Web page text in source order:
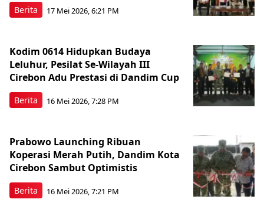
Berita 17 Mei 2026, 6:21 PM
Berita
Kodim 0614 Hidupkan Budaya
Leluhur, Pesilat Se-Wilayah III
Cirebon Adu Prestasi di Dandim Cup
16 Mei 2026, 7:28 PM
Berita
Prabowo Launching Ribuan
Koperasi Merah Putih, Dandim Kota
Cirebon Sambut Optimistis
16 Mei 2026, 7:21 PM